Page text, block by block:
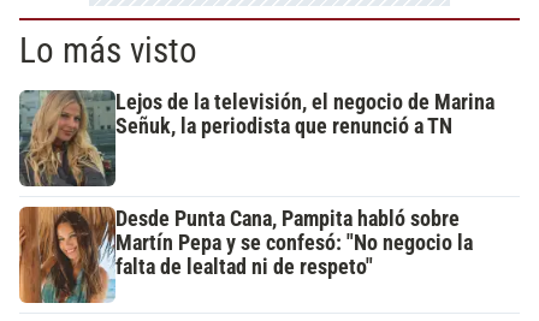
Lo más visto
Lejos de la televisión, el negocio de Marina
Señuk, la periodista que renunció a TN
Desde Punta Cana, Pampita habló sobre
Martín Pepa y se confesó: "No negocio la
falta de lealtad ni de respeto"